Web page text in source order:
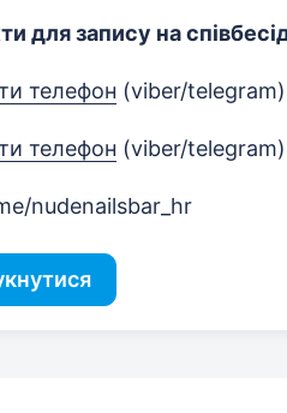
для запису на
телефон (viber/telegram)
телефон (viber/telegram)
nudenailsbar_hr